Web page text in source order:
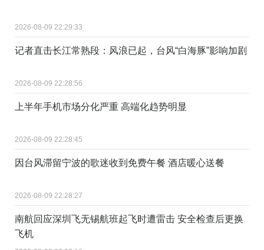
2026-08-09 22:29:33
记者直击长江常熟段：风浪已起，台风“白海豚”影响加剧
2026-08-09 22:28:56
上半年手机市场分化严重 高端化趋势明显
2026-08-09 22:28:45
因台风滞留宁波的歌迷收到免费午餐 酒店暖心送餐
2026-08-09 22:28:27
南航回应深圳飞无锡航班起飞时遭雷击 安全检查后更换
飞机